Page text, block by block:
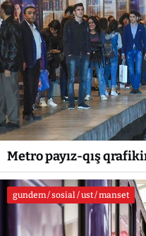
Metro payız-qış
gundem / sosial / ust / manset